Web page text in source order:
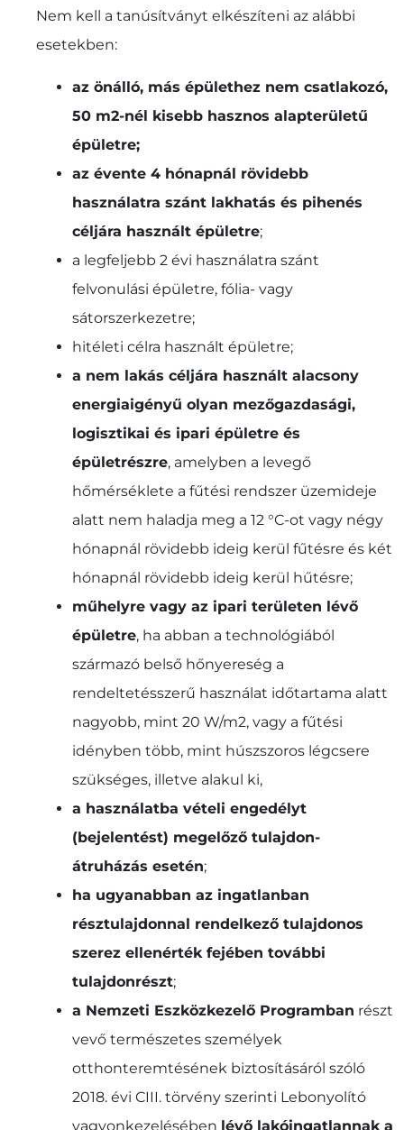
Nem kell a tanúsítványt elkészíteni az alábbi
esetekben:
az önálló, más épülethez nem csatlakozó,
50 m2-nél kisebb hasznos alapterületű
épületre;
az évente 4 hónapnál rövidebb
használatra szánt lakhatás és pihenés
céljára használt épületre;
a legfeljebb 2 évi használatra szánt
felvonulási épületre, fólia- vagy
sátorszerkezetre;
hitéleti célra használt épületre;
a nem lakás céljára használt alacsony
energiaigényű olyan mezőgazdasági,
logisztikai és ipari épületre és
épületrészre, amelyben a levegő
hőmérséklete a fűtési rendszer üzemideje
alatt nem haladja meg a 12 °C-ot vagy négy
hónapnál rövidebb ideig kerül fűtésre és két
hónapnál rövidebb ideig kerül hűtésre;
műhelyre vagy az ipari területen lévő
épületre, ha abban a technológiából
származó belső hőnyereség a
rendeltetésszerű használat időtartama alatt
nagyobb, mint 20 W/m2, vagy a fűtési
idényben több, mint húszszoros légcsere
szükséges, illetve alakul ki,
a használatba vételi engedélyt
(bejelentést) megelőző tulajdon-
átruházás esetén;
ha ugyanabban az ingatlanban
résztulajdonnal rendelkező tulajdonos
szerez ellenérték fejében további
tulajdonrészt;
a Nemzeti Eszközkezelő Programban részt
vevő természetes személyek
otthonteremtésének biztosításáról szóló
2018. évi CIII. törvény szerinti Lebonyolító
vagyonkezelésében lévő lakóingatlannak a